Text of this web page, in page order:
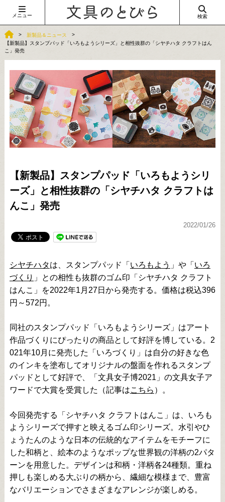
メニュー 検索
新製品＆ニュース
【新製品】スタンプパッド「いろもようシリーズ」と相性抜群の「シヤチハタ クラフトはん
こ」発売
【新製品】スタンプパッド「いろもようシリ
ーズ」と相性抜群の「シヤチハタ クラフトは
んこ」発売
2022/01/26
シヤチハタは、スタンプパッド「 いろもよう 」や「 いろ
づくり 」との相性も抜群のゴム印「シヤチハタ クラフト
はんこ」を2022年1月27日から発売する。価格は税込396
円～572円。
同社のスタンプパッド「いろもようシリーズ」はアート
作品づくりにぴったりの商品として好評を博している。2
021年10月に発売した「いろづくり」は自分の好きな色
のインキを塗布してオリジナルの盤面を作れるスタンプ
パッドとして好評で、「文具女子博2021」の文具女子ア
ワードで大賞を受賞した（記事はこちら ）。
今回発売する「シヤチハタ クラフトはんこ」は、いろも
ようシリーズで押すと映えるゴム印シリーズ。水引やひ
ょうたんのような日本の伝統的なアイテムをモチーフに
した和柄と、絵本のようなポップな世界観の洋柄の2パタ
ーンを用意した。デザインは和柄・洋柄各24種類。重ね
押しも楽しめる大ぶりの柄から、繊細な模様まで、豊富
なバリエーションでさまざまなアレンジが楽しめる。